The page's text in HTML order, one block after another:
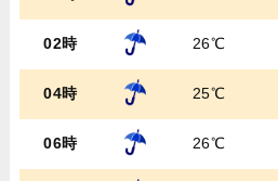
02時 26℃
04時 25℃
06時 26℃